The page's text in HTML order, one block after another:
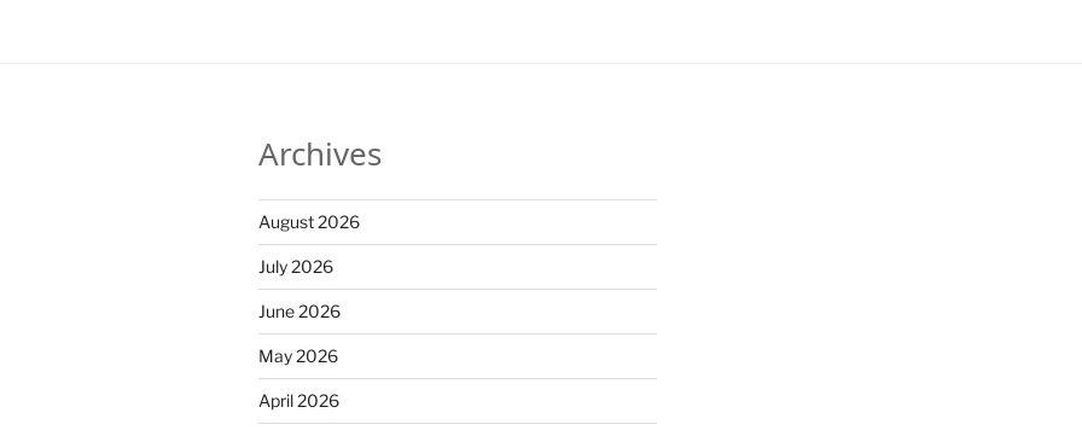
Archives
August 2026
July 2026
June 2026
May 2026
April 2026